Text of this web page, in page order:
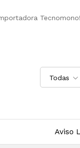
Tecnomono!
Todas
Aviso